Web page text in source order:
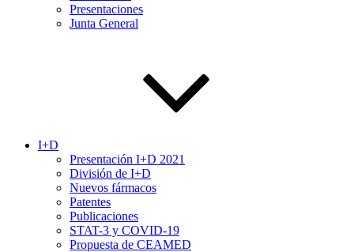
Presentaciones
Junta General
I+D
Presentación I+D 2021
División de I+D
Nuevos fármacos
Patentes
Publicaciones
STAT-3 y COVID-19
Propuesta de CEAMED